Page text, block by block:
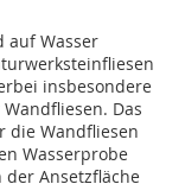
auf Wasser
insbesondere
Das
die Wandfliesen
Wasserprobe
Ansetzfläche